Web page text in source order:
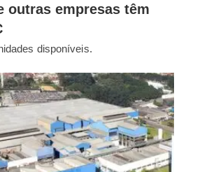
outras empresas têm
disponíveis.